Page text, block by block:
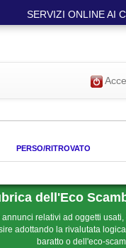
SERVIZI ONLINE AI
PERSO/RITROVATO
dell'Eco
relativi ad oggetti usati,
adottando la rivalutata logica
baratto o dell'eco-